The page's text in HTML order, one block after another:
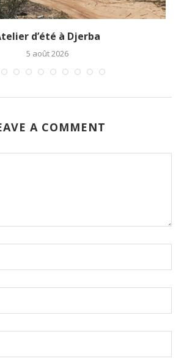
d’été à Djerba
5 août 2026
A COMMENT